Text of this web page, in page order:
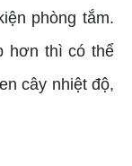
phòng tắm.
hơn thì có thể
cây nhiệt độ,